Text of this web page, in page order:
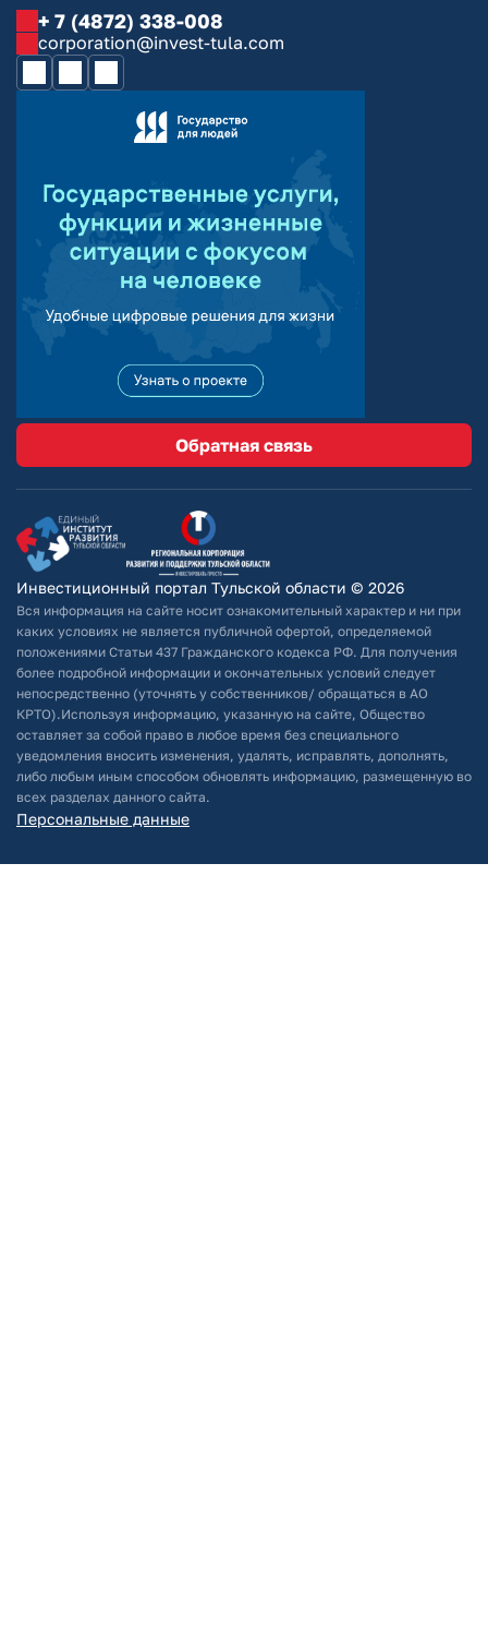
+ 7 (4872) 338-008
corporation@invest-tula.com
Обратная связь
Инвестиционный портал Тульской области © 2026
Вся информация на сайте носит ознакомительный характер и ни при
каких условиях не является публичной офертой, определяемой
положениями Статьи 437 Гражданского кодекса РФ. Для получения
более подробной информации и окончательных условий следует
непосредственно (уточнять у собственников/ обращаться в АО
КРТО).Используя информацию, указанную на сайте, Общество
оставляет за собой право в любое время без специального
уведомления вносить изменения, удалять, исправлять, дополнять,
либо любым иным способом обновлять информацию, размещенную во
всех разделах данного сайта.
Персональные данные